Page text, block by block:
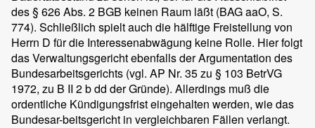
des § 626 Abs. 2 BGB keinen Raum läßt (BAG aaO, S.
774). Schließlich spielt auch die hälftige Freistellung von
Herrn D für die Interessenabwägung keine Rolle. Hier folgt
das Verwaltungsgericht ebenfalls der Argumentation des
Bundesarbeitsgerichts (vgl. AP Nr. 35 zu § 103 BetrVG
1972, zu B II 2 b dd der Gründe). Allerdings muß die
ordentliche Kündigungsfrist eingehalten werden, wie das
Bundesar-beitsgericht in vergleichbaren Fällen verlangt.